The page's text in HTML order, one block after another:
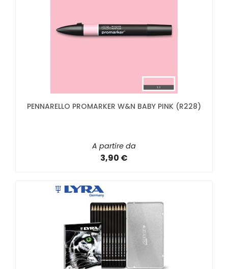
PENNARELLO PROMARKER W&N BABY PINK (R228)
A partire da
3,90 €